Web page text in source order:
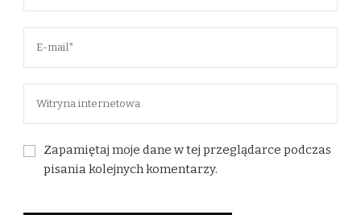
Zapamiętaj moje dane w tej przeglądarce podczas
pisania kolejnych komentarzy.